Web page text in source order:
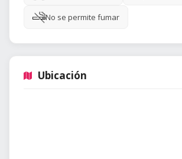
No se permite fumar
Ubicación